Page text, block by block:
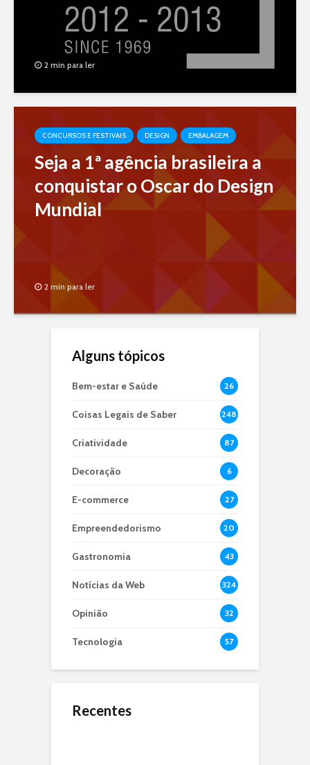
2 min para ler
CONCURSOS E FESTIVAIS DESIGN EMBALAGEM
Seja a 1ª agência brasileira a
conquistar o Oscar do Design
Mundial
2 min para ler
Alguns tópicos
Bem-estar e Saúde 26
Coisas Legais de Saber 248
Criatividade 87
Decoração 6
E-commerce 27
Empreendedorismo 20
Gastronomia 43
Notícias da Web 324
Opinião 32
Tecnologia 57
Recentes